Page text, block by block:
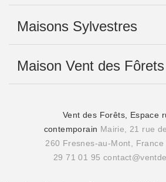
Maisons Sylvestres
Maison Vent des Fôrets
Vent des Forêts, Espace
contemporain Mairie, 21 rue
260 Fresnes-au-Mont, France
29 71 01 95